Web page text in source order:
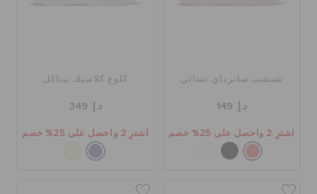
شبشب ساترداي نسائي
د.إ. 149
اشترِ 2 واحصل على 25% خصم
كلوغ كلاسيك بيناكل
د.إ. 349
اشترِ 2 واحصل على 25% خصم